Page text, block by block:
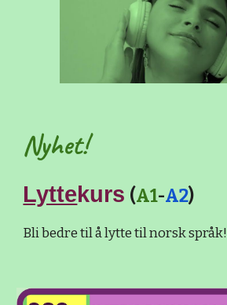
Nyhet!
Lyttekurs (A1-A2)
Bli bedre til å lytte til norsk språk!